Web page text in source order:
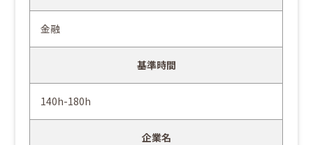
金融
基準時間
140h-180h
企業名